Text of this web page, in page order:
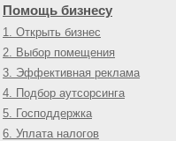
Помощь бизнесу
1. Открыть бизнес
2. Выбор помещения
3. Эффективная реклама
4. Подбор аутсорсинга
5. Господдержка
6. Уплата налогов